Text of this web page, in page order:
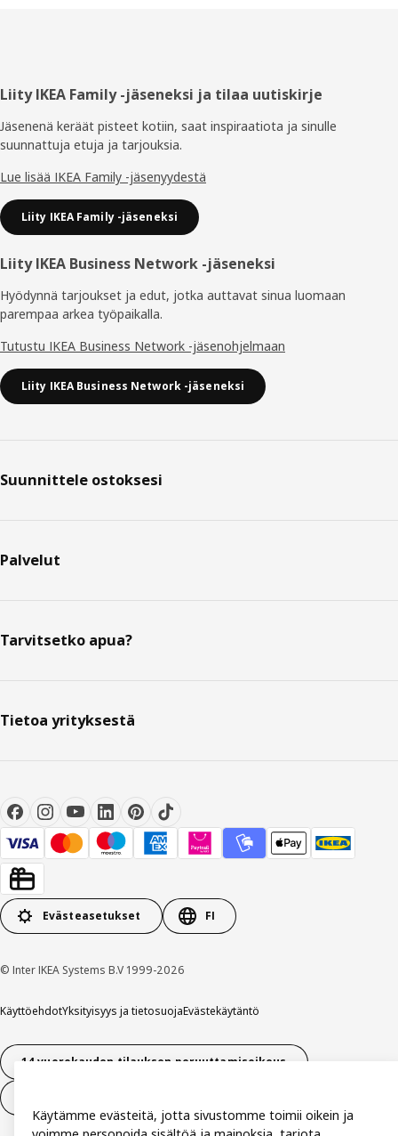
Alatunniste
Liity IKEA Family -jäseneksi ja tilaa uutiskirje
Jäsenenä keräät pisteet kotiin, saat inspiraatiota ja sinulle
suunnattuja etuja ja tarjouksia.​
Lue lisää IKEA Family -jäsenyydestä
Liity IKEA Family -jäseneksi
Liity IKEA Business Network -jäseneksi
Hyödynnä tarjoukset ja edut, jotka auttavat sinua luomaan
parempaa arkea työpaikalla.
Tutustu IKEA Business Network -jäsenohjelmaan
Liity IKEA Business Network -jäseneksi
Suunnittele ostoksesi
Palvelut
Tarvitsetko apua?
Tietoa yrityksestä
Evästeasetukset FI
© Inter IKEA Systems B.V 1999-2026
KäyttöehdotYksityisyys ja tietosuojaEvästekäytäntö
14 vuorokauden tilauksen peruuttamisoikeus
Käytämme evästeitä, jotta sivustomme toimii oikein ja